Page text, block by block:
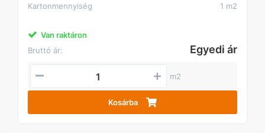
Kartonmennyiség
1 m2
Van raktáron
Bruttó ár:
Egyedi ár
m2
Kosárba